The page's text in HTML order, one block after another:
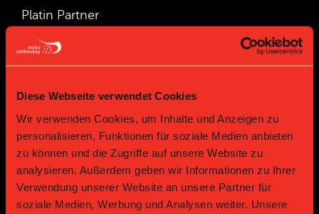
Diese Webseite verwendet Cookies
Wir verwenden Cookies, um Inhalte und Anzeigen zu
personalisieren, Funktionen für soziale Medien anbieten
zu können und die Zugriffe auf unsere Website zu
analysieren. Außerdem geben wir Informationen zu Ihrer
Verwendung unserer Website an unsere Partner für
soziale Medien, Werbung und Analysen weiter. Unsere
Platin Partner
Gold Partner Gold Partner